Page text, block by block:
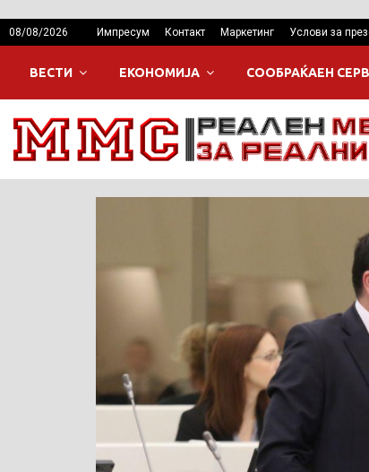
08/08/2026 Импресум Контакт Маркетинг Услови за
ВЕСТИ ЕКОНОМИЈА СООБРАЌАЕН